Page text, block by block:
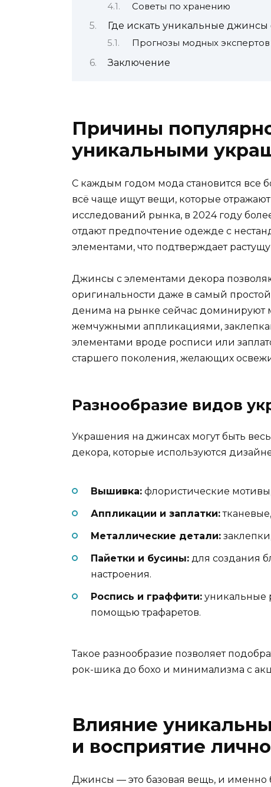
Советы по хранению
Где искать уникальные
Прогнозы модных экспертов
Заключение
Причины
уникальными
С каждым годом мода становится все
всё чаще ищут вещи, которые
исследований рынка, в 2024 году
отдают предпочтение одежде с
элементами, что подтверждает
Джинсы с элементами декора
оригинальности даже в самый
денима на рынке сейчас
жемчужными аппликациями,
элементами вроде росписи или
старшего поколения, желающих
Разнообразие видов
Украшения на джинсах могут быть
декора, которые используются
Вышивка: флористические
Аппликации и заплатки:
Металлические детали:
Пайетки и бусины: для создания
настроения.
Роспись и граффити: уникальные
помощью трафаретов.
Такое разнообразие позволяет
рок-шика до бохо и минимализма с
Влияние
и восприятие
Джинсы — это базовая вещь, и